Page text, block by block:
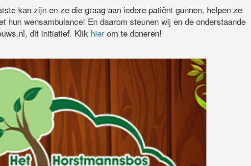
kan zijn en ze die graag aan iedere patiënt gunnen, helpen ze
hun wensambulance! En daarom steunen wij en de onderstaande
dit initiatief. Klik hier om te doneren!